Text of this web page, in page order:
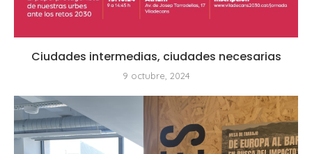
Ciudades intermedias, ciudades necesarias
9 octubre, 2024